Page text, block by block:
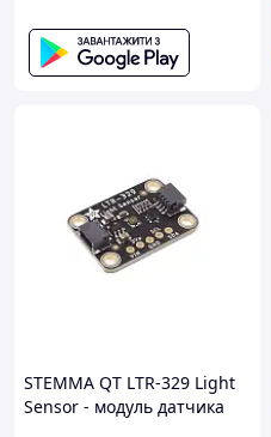
STEMMA QT LTR-329 Light
Sensor - модуль датчика